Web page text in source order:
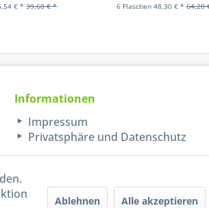
€ * 39,60 € * 6 Flaschen 48,30 € * 64,20
Informationen
Impressum
Privatsphäre und Datenschutz
Ablehnen Alle akzeptieren